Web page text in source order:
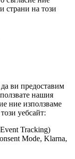
страни на този
ви предоставим
нашия
ние използваме
уебсайт:
Tracking)
Mode, Klarna,